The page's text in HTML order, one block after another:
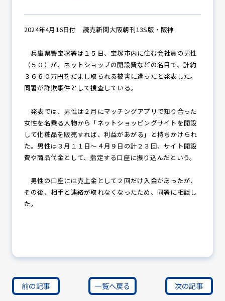
防犯セミナー
防犯対策情報
防犯協力会について
2024年4月16日付 読売新聞大阪朝刊13S版・阪神
兵庫県警宝塚署は１５日、宝塚市内に住む会社員の男性
（５０）が、ネットショップの開設費などの名目で、計約
３６６０万円をだまし取られる被害に遭ったと発表した。
同署が詐欺事件として捜査している。
発表では、男性は２月にマッチングアプリで知り合った
女性を名乗る人物から「ネットショッピングサイトを開設
して化粧品を販売すれば、利益があがる」と持ちかけられ
た。男性は３月１１日～４月９日の計２３回、サイト開設
費や商品代金として、指定する口座に振り込んだという。
男性の口座には売上金として２回だけ入金があったが、
その後、相手と連絡が取れなくなったため、同署に相談し
た。
前の記事 一覧へ戻る 次の記事